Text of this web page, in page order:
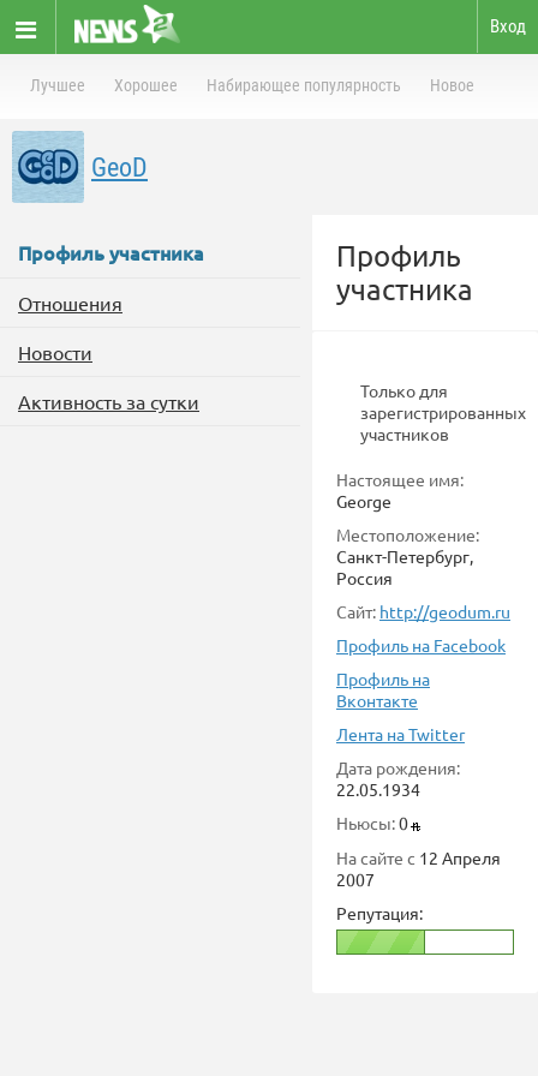
Вход
Лучшее Хорошее Набирающее популярность Новое
GeoD
Профиль участника
Отношения
Новости
Активность за сутки
Профиль
участника
Только для
зарегистрированных
участников
Настоящее имя:
George
Местоположение:
Санкт-Петербург,
Россия
Сайт: http://geodum.ru
Профиль на Facebook
Профиль на
Вконтакте
Лента на Twitter
Дата рождения:
22.05.1934
Ньюсы:0
На сайте с 12 Апреля
2007
Репутация: